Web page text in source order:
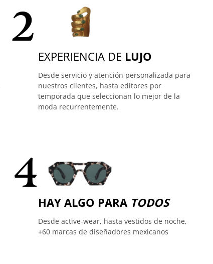
2
EXPERIENCIA DE LUJO
Desde servicio y atención personalizada para
nuestros clientes, hasta editores por
temporada que seleccionan lo mejor de la
moda recurrentemente.
4
HAY ALGO PARA TODOS
Desde active-wear, hasta vestidos de noche,
+60 marcas de diseñadores mexicanos